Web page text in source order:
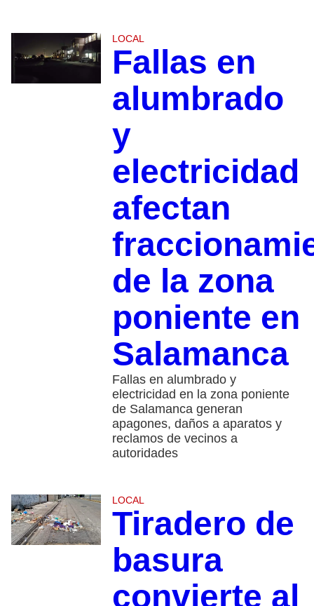
LOCAL
Fallas en
alumbrado
y
electricidad
afectan
de la zona
poniente en
Salamanca
Fallas en alumbrado y
electricidad en la zona poniente
de Salamanca generan
apagones, daños a aparatos y
reclamos de vecinos a
autoridades
LOCAL
Tiradero de
basura
convierte al